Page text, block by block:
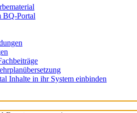
BQ-Portal
Inhalte in ihr System einbinden